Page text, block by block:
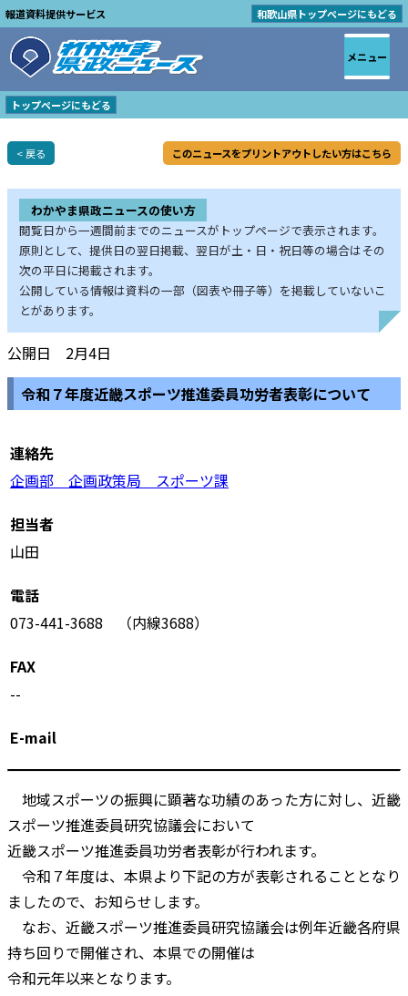
報道資料提供サービス 和歌山県トップページにもどる
トップページにもどる
< 戻る このニュースをプリントアウトしたい方はこちら
わかやま県政ニュースの使い方
閲覧日から一週間前までのニュースがトップページで表示されます。
原則として、提供日の翌日掲載、翌日が土・日・祝日等の場合はその
次の平日に掲載されます。
公開している情報は資料の一部（図表や冊子等）を掲載していないこ
とがあります。
公開日 2月4日
令和７年度近畿スポーツ推進委員功労者表彰について
連絡先
企画部 企画政策局 スポーツ課
担当者
山田
電話
073-441-3688 （内線3688）
FAX
--
E-mail
地域スポーツの振興に顕著な功績のあった方に対し、近畿
スポーツ推進委員研究協議会において
近畿スポーツ推進委員功労者表彰が行われます。
令和７年度は、本県より下記の方が表彰されることとなり
ましたので、お知らせします。
なお、近畿スポーツ推進委員研究協議会は例年近畿各府県
持ち回りで開催され、本県での開催は
令和元年以来となります。
メニュー